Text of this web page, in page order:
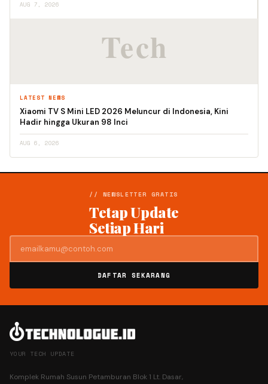
AUG 7, 2026
LATEST NEWS
Xiaomi TV S Mini LED 2026 Meluncur di Indonesia, Kini
Hadir hingga Ukuran 98 Inci
AUG 6, 2026
// NEWSLETTER GRATIS
Tetap Update
Setiap Hari
DAFTAR SEKARANG
YOUR TECH UPDATE
Komplek Rumah Susun Petamburan Blok 1 Lt. Dasar,